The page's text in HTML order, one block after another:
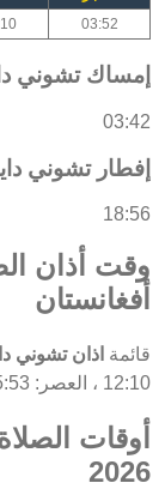
03:52
إمساك تشوني
03:42
إفطار تشوني
18:56
وقت أذان
أفغانستان
قائمة اذان تشوني
12:10 ، العصر: 15:53 ، المغرب: 18:56 ، العشاء: 20:22.
أوقات
2026